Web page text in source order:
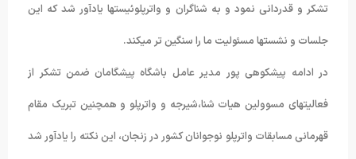
تشکر و قدردانی نمود و به شناگران و واترپلوئیستها یادآور شد که این
جلسات و نشستها مسئولیت ما را سنگین تر میکند.
در ادامه پیشکوهی پور مدیر عامل باشگاه پیشگامان ضمن تشکر از
فعالیتهای مسوولین هیات شنا،شیرجه و واترپلو و همچنین تبریک مقام
قهرمانی مسابقات واترپلو نوجوانان کشور در زنجان، این نکته را یادآور شد